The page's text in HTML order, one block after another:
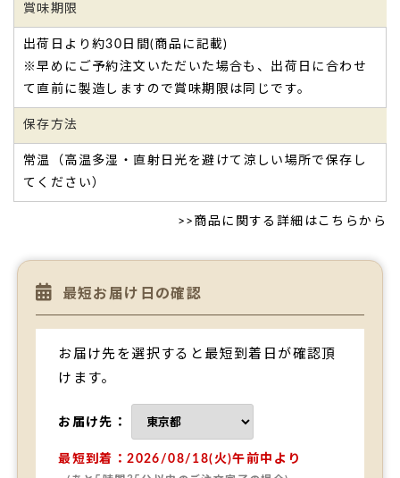
以前、両親の傘寿の祝いの際に名入れカステラを注文したの
ですが味も見た目も素晴らしいと喜んでもらえたので
今回、知人のお祝い事に使いたく注文させていただきまし
とても思い出に残る品だと感激してもら
（きらら様）
ージ入れ小バウムクーヘン（5個入り）
賞味期限
出荷日より約30日間(商品に記載)
※早めにご予約注文いただいた場合も、出荷日に合わせ
て直前に製造しますので賞味期限は同じです。
保存方法
常温（高温多湿・直射日光を避けて涼しい場所で保存し
てください）
>> 商品に関する詳細はこちらから
最短お届け日の確認
お届け先を選択すると最短到着日が確認頂
けます。
お届け先：
最短到着：2026/08/18(火)午前中より
お買い物を続ける